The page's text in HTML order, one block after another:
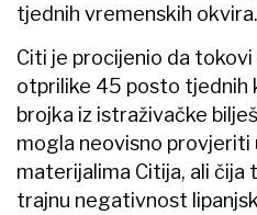
tjednih vremenskih okvira.
Citi je procijenio da
otprilike 45 posto tjednih
brojka iz istraživačke
mogla neovisno provjeriti
materijalima Citija, ali čija
trajnu negativnost